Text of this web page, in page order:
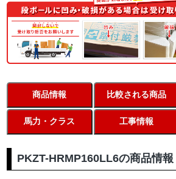
商品情報 比較される商品
馬力・クラス 工事情報
PKZT-HRMP160LL6の商品情報